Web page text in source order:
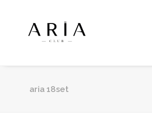
aria 18set